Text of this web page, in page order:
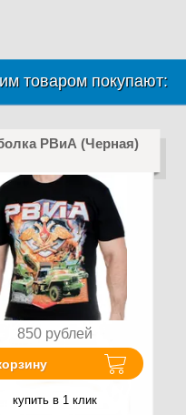
товаром покупают:
РВиА (Черная)
850 рублей
купить в 1 клик